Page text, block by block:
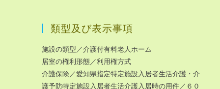
類型及び表示事項
施設の類型／介護付有料老人ホーム
居室の権利形態／利用権方式
介護保険／愛知県指定特定施設入居者生活介護・介
護予防特定施設入居者生活介護入居時の用件／６０